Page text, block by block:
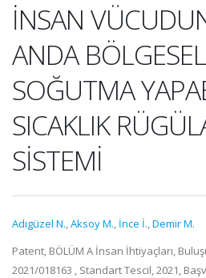
İNSAN
ANDA
SOĞUTMA
SICAKLIK
SİSTEMİ
Adıgüzel N.,Aksoy M., İnce İ.,Demir M.
Patent, BÖLÜM A İnsan İhtiyaçları,
2021/018163 , Standart Tescil, 2021,